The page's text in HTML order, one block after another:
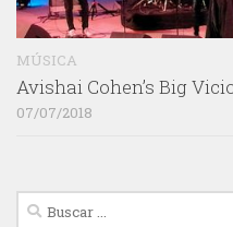
MÚSICA
Avishai Cohen’s Big
07/07/2018
Buscar: